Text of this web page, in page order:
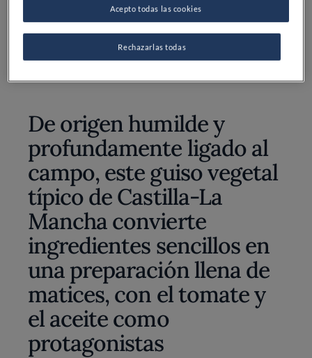
Azúcar (opcional): una pizca
De origen humilde y
profundamente ligado al
campo, este guiso vegetal
típico de Castilla-La
Mancha convierte
ingredientes sencillos en
una preparación llena de
matices, con el tomate y
el aceite como
protagonistas
Rechazarlas todas
Acepto todas las cookies